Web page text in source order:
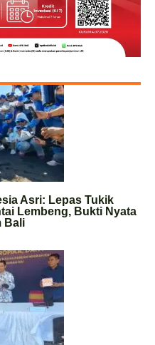
Asri: Lepas Tukik
Lembeng, Bukti Nyata
Bali